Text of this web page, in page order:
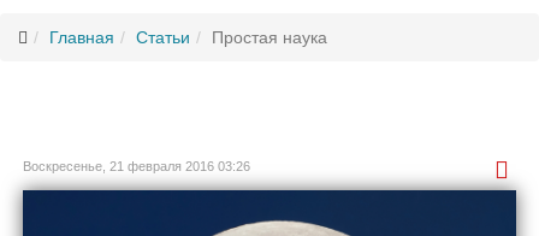
Главная Статьи Простая наука
Воскресенье, 21 февраля 2016 03:26